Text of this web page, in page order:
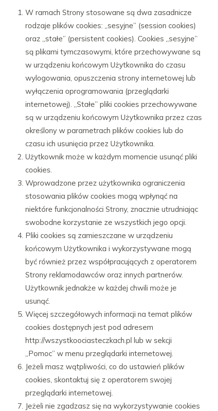
W ramach Strony stosowane są dwa zasadnicze
rodzaje plików cookies: „sesyjne” (session cookies)
oraz „stałe” (persistent cookies). Cookies „sesyjne”
są plikami tymczasowymi, które przechowywane są
w urządzeniu końcowym Użytkownika do czasu
wylogowania, opuszczenia strony internetowej lub
wyłączenia oprogramowania (przeglądarki
internetowej). „Stałe” pliki cookies przechowywane
są w urządzeniu końcowym Użytkownika przez czas
określony w parametrach plików cookies lub do
czasu ich usunięcia przez Użytkownika.
Użytkownik może w każdym momencie usunąć pliki
cookies.
Wprowadzone przez użytkownika ograniczenia
stosowania plików cookies mogą wpłynąć na
niektóre funkcjonalności Strony, znacznie utrudniając
swobodne korzystanie ze wszystkich jego opcji.
Pliki cookies są zamieszczane w urządzeniu
końcowym Użytkownika i wykorzystywane mogą
być również przez współpracujących z operatorem
Strony reklamodawców oraz innych partnerów.
Użytkownik jednakże w każdej chwili może je
usunąć.
Więcej szczegółowych informacji na temat plików
cookies dostępnych jest pod adresem
http://wszystkoociasteczkach.pl lub w sekcji
„Pomoc” w menu przeglądarki internetowej.
Jeżeli masz wątpliwości, co do ustawień plików
cookies, skontaktuj się z operatorem swojej
przeglądarki internetowej.
Jeżeli nie zgadzasz się na wykorzystywanie cookies